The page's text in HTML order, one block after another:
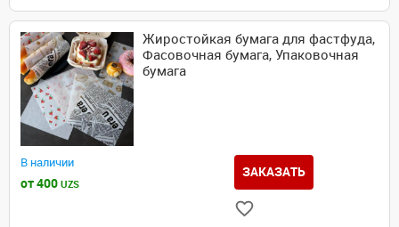
Жиростойкая бумага для фастфуда,
Фасовочная бумага, Упаковочная
бумага
В наличии
от 400 UZS
ЗАКАЗАТЬ